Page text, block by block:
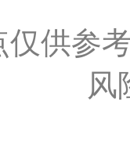
仅供参
风